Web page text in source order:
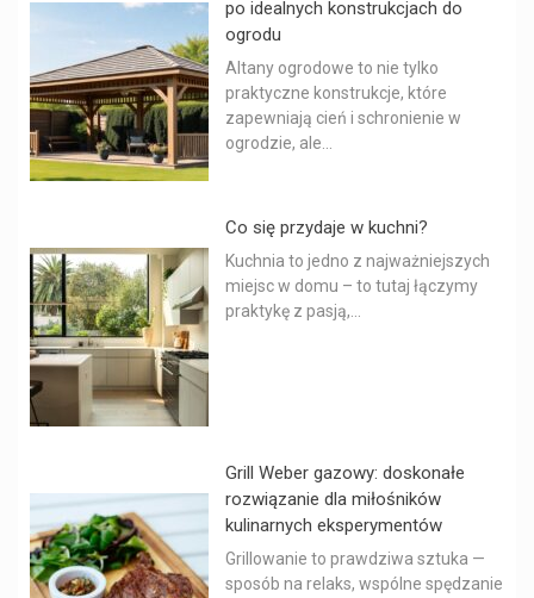
po idealnych konstrukcjach do
ogrodu
Altany ogrodowe to nie tylko
praktyczne konstrukcje, które
zapewniają cień i schronienie w
ogrodzie, ale...
Co się przydaje w kuchni?
Kuchnia to jedno z najważniejszych
miejsc w domu – to tutaj łączymy
praktykę z pasją,...
Grill Weber gazowy: doskonałe
rozwiązanie dla miłośników
kulinarnych eksperymentów
Grillowanie to prawdziwa sztuka —
sposób na relaks, wspólne spędzanie